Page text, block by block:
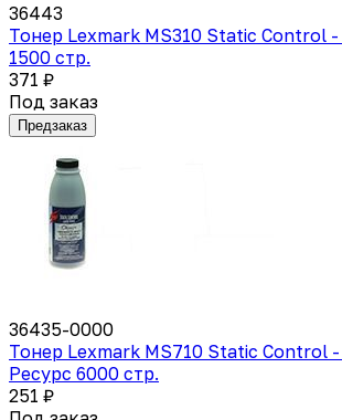
36443
Тонер Lexmark MS310 Static Control
1500 стр.
371 ₽
Под заказ
Предзаказ
36435-0000
Тонер Lexmark MS710 Static Control
Ресурс 6000 стр.
251 ₽